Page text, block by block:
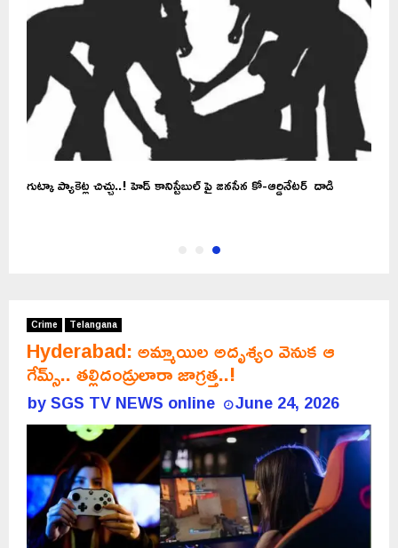
గుట్కా ప్యాకెట్ల చిచ్చు..! హెడ్ కానిస్టేబుల్ పై జనసేన కో-ఆర్డినేటర్ దాడి
Crime Telangana
Hyderabad: అమ్మాయిల అదృశ్యం వెనుక ఆ
గేమ్స్‌‌.. తల్లిదండ్రులారా జాగ్రత్త..!
bySGS TV NEWS online June 24, 2026